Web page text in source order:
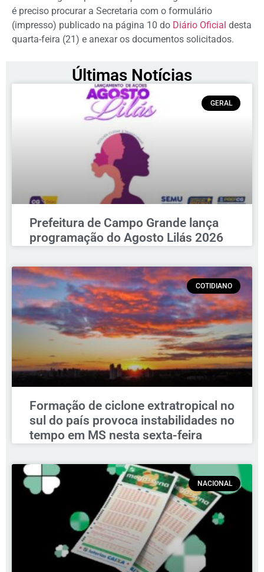
é preciso procurar a Secretaria com o formulário
(impresso) publicado na página 10 do Diário Oficial desta
quarta-feira (21) e anexar os documentos solicitados.
Últimas Notícias
GERAL
Prefeitura de Campo Grande lança
programação do Agosto Lilás 2026
COTIDIANO
Formação de ciclone extratropical no
sul do país provoca instabilidades no
tempo em MS nesta sexta-feira
NACIONAL